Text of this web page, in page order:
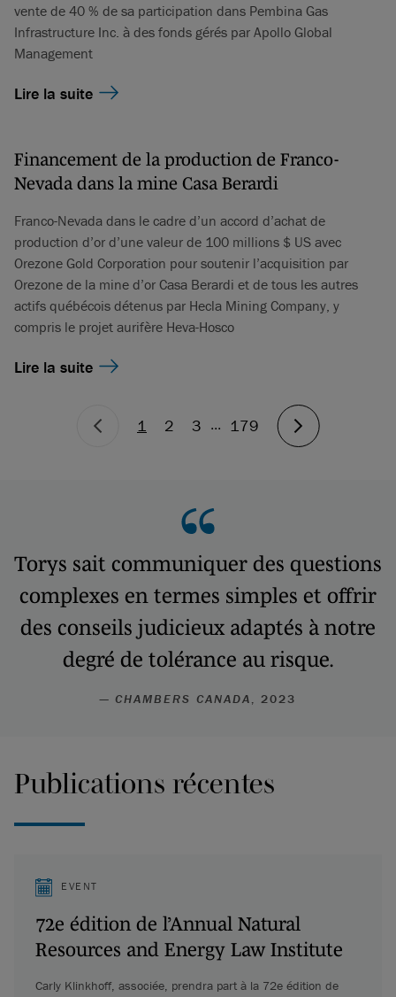
vente de 40 % de sa participation dans Pembina Gas
Infrastructure Inc. à des fonds gérés par Apollo Global
Management
Lire la suite
Financement de la production de Franco-
Nevada dans la mine Casa Berardi
Franco-Nevada dans le cadre d’un accord d’achat de
production d’or d’une valeur de 100 millions $ US avec
Orezone Gold Corporation pour soutenir l’acquisition par
Orezone de la mine d’or Casa Berardi et de tous les autres
actifs québécois détenus par Hecla Mining Company, y
compris le projet aurifère Heva-Hosco
Lire la suite
1 2 3 ... 179
Torys sait communiquer des questions
complexes en termes simples et offrir
des conseils judicieux adaptés à notre
degré de tolérance au risque.
— CHAMBERS CANADA, 2023
Publications récentes
EVENT
72e édition de l’Annual Natural
Resources and Energy Law Institute
Carly Klinkhoff, associée, prendra part à la 72e édition de